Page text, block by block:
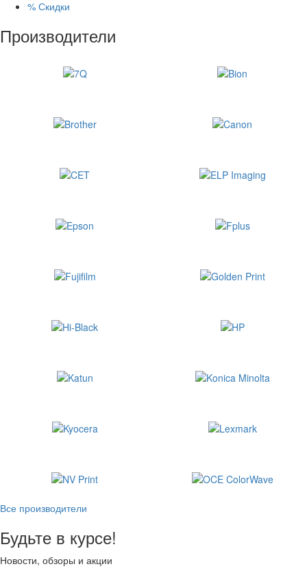
% Скидки
Производители
Все производители
Будьте в курсе!
Новости, обзоры и акции